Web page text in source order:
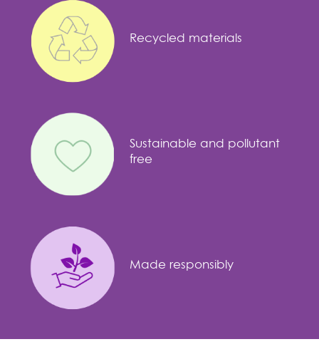
Recycled materials
Sustainable and pollutant
free
Made responsibly